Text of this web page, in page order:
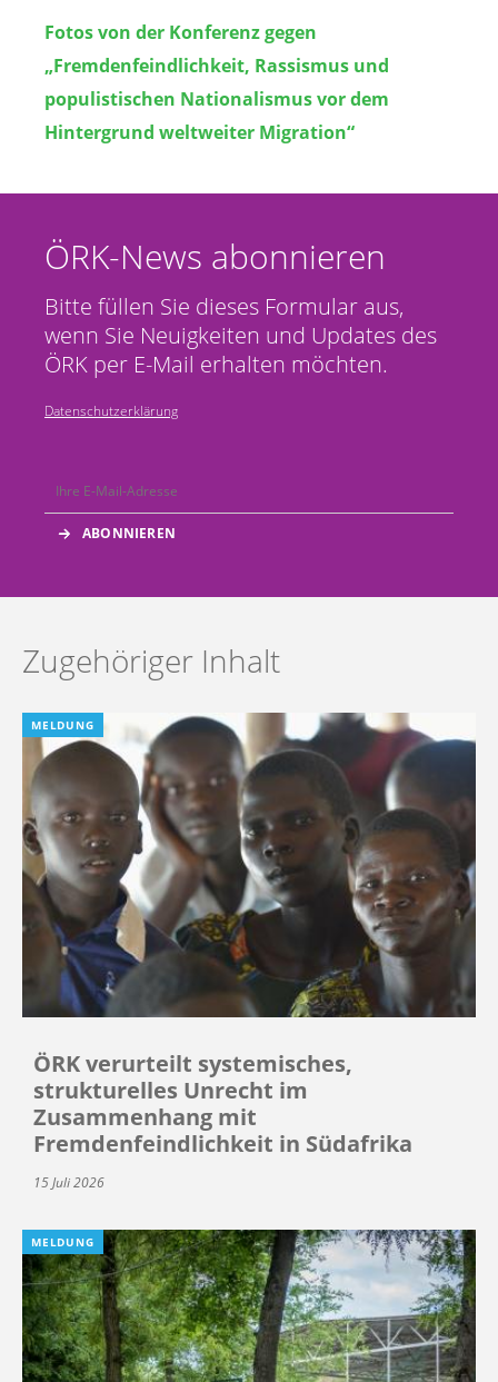
Fotos von der Konferenz gegen
„Fremdenfeindlichkeit, Rassismus und
populistischen Nationalismus vor dem
Hintergrund weltweiter Migration“
ÖRK-News abonnieren
Bitte füllen Sie dieses Formular aus,
wenn Sie Neuigkeiten und Updates des
ÖRK per E-Mail erhalten möchten.
Datenschutzerklärung
Zugehöriger Inhalt
MELDUNG
ÖRK verurteilt systemisches,
strukturelles Unrecht im
Zusammenhang mit
Fremdenfeindlichkeit in Südafrika
15 Juli 2026
MELDUNG